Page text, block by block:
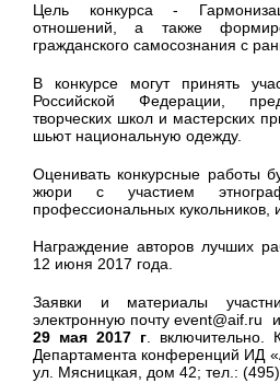
Цель конкурса -
отношений, а также
гражданского самосознания с
В конкурсе могут принять
Российской Федерации,
творческих школ и мастерских
шьют национальную одежду.
Оценивать конкурсные работы
жюри с участием
профессиональных кукольников,
Награждение авторов лучших
12 июня 2017 года.
Заявки и материалы
электронную почту event@aif.ru
29 мая 2017 г . включительно.
Департамента конференций ИД
ул. Мясницкая, дом 42; тел.: